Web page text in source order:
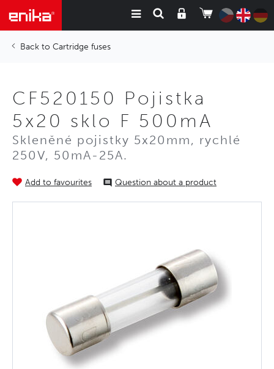
Cartridge fuses
CF520150 Pojistka
5x20 sklo F 500mA
Skleněné pojistky 5x20mm, rychlé
250V, 50mA-25A.
Add to favourites Question about a product